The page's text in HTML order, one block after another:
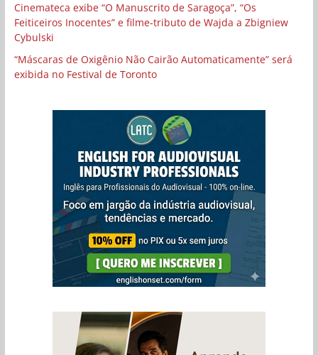
Cinemateca exibe “O Manuscrito de Saragoça”, “Os
Feiticeiros Inocentes” e filme-tributo de Wajda a Zbigniew
Cybulski
“Máscaras de Oxigênio Não Cairão Automaticamente” será
exibida no Festival de Toronto